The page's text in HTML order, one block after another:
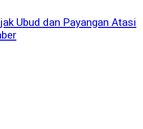
Ubud dan Payangan Atasi